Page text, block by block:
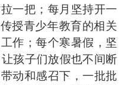
一把；每月坚持开一
授青少年教育的相关
作；每个寒暑假，坚
孩子们放假也不间断
动和感召下，一批批